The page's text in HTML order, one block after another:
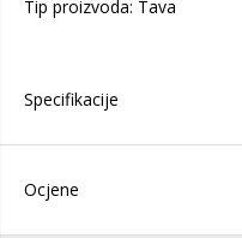
Tip proizvoda: Tava
Specifikacije
Ocjene